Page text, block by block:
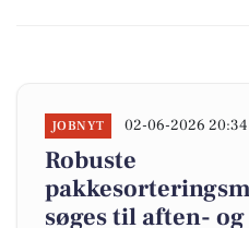
JOBNYT 02-06-2026 20:34
Robuste
søges til aften-